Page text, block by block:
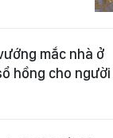
mắc nhà ở
hồng cho người